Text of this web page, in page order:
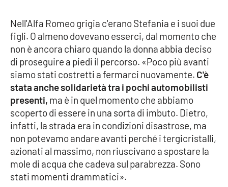
Catanzaro
Crotone
Vibo Valentia
Reggio Calabria
Cosenza
Lamezia Terme
Nell'Alfa Romeo grigia c'erano Stefania e i suoi due
figli. O almeno dovevano esserci, dal momento che
non è ancora chiaro quando la donna abbia deciso
di proseguire a piedi il percorso. «Poco più avanti
siamo stati costretti a fermarci nuovamente. C'è
stata anche solidarietà tra i pochi automobilisti
presenti, ma è in quel momento che abbiamo
scoperto di essere in una sorta di imbuto. Dietro,
infatti, la strada era in condizioni disastrose, ma
non potevamo andare avanti perché i tergicristalli,
azionati al massimo, non riuscivano a spostare la
mole di acqua che cadeva sul parabrezza. Sono
stati momenti drammatici».